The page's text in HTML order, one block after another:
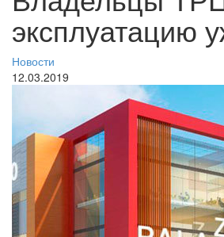
эксплуатацию
Новости
12.03.2019